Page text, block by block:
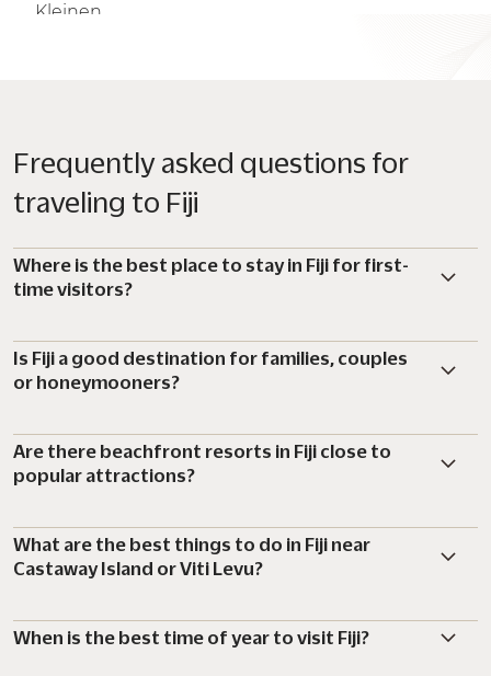
Kleinen.
Frequently asked questions for
traveling to Fiji
Where is the best place to stay in Fiji for first-
time visitors?
Is Fiji a good destination for families, couples
or honeymooners?
Are there beachfront resorts in Fiji close to
popular attractions?
What are the best things to do in Fiji near
Castaway Island or Viti Levu?
When is the best time of year to visit Fiji?